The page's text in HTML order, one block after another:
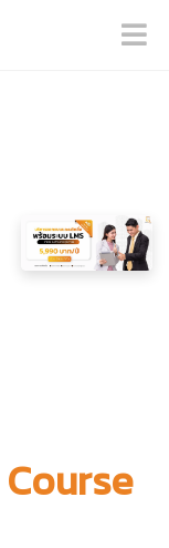
Course